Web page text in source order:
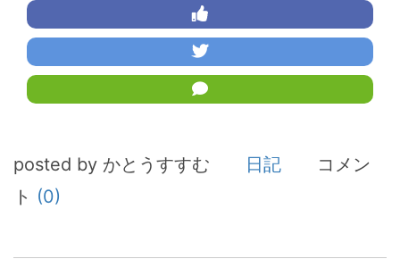
posted by かとうすすむ 日記
コメン
ト (0)